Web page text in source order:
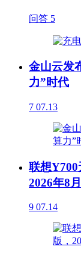
问答 5
金山云发
力”时代
7 07.13
联想Y700
2026年8
9 07.14